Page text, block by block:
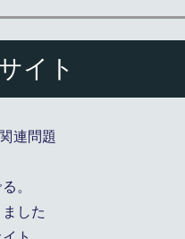
イト
連問題
。
した